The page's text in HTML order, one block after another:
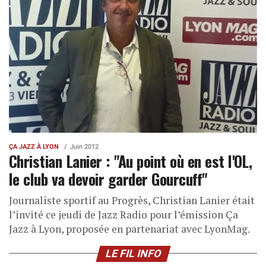
ÇA JAZZ À LYON Juin 2012
Christian Lanier : "Au point où en est l'OL,
le club va devoir garder Gourcuff"
Journaliste sportif au Progrès, Christian Lanier était
l’invité ce jeudi de Jazz Radio pour l’émission Ça
Jazz à Lyon, proposée en partenariat avec LyonMag.
LE FIL INFO